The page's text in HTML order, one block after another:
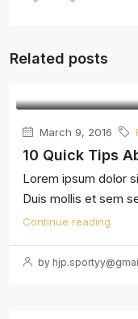
Related posts
March 9, 2016
10 Quick Tips
Lorem ipsum dolor
Duis mollis et sem
Continue reading
by